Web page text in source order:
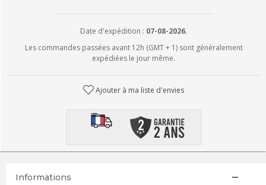
Date d'expédition : 07-08-2026.
Les commandes passées avant 12h (GMT + 1) sont généralement
expédiées le jour même.
Ajouter à ma liste d'envies
Informations